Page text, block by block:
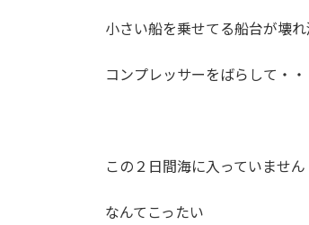
時
:
小さい船を乗せてる船台が壊
コンプレッサーをばらして・
この２日間海に入っていません
なんてこったい